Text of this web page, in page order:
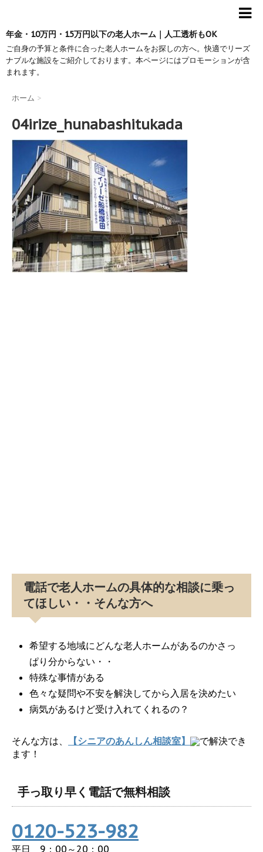
年金・10万円・15万円以下の老人ホーム｜人工透析もOK
ご自身の予算と条件に合った老人ホームをお探しの方へ。快適でリーズ
ナブルな施設をご紹介しております。本ページにはプロモーションが含
まれます。
ホーム >
04irize_hunabashitukada
電話で老人ホームの具体的な相談に乗っ
てほしい・・そんな方へ
希望する地域にどんな老人ホームがあるのかさっ
ぱり分からない・・
特殊な事情がある
色々な疑問や不安を解決してから入居を決めたい
病気があるけど受け入れてくれるの？
そんな方は、 【シニアのあんしん相談室】
で解決でき
ます！
手っ取り早く電話で無料相談
0120-523-982
平日 9：00～20：00